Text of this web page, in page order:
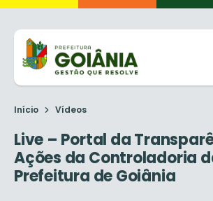
Início Vídeos
Live – Portal da
Ações da Controladoria
Prefeitura de Goiânia